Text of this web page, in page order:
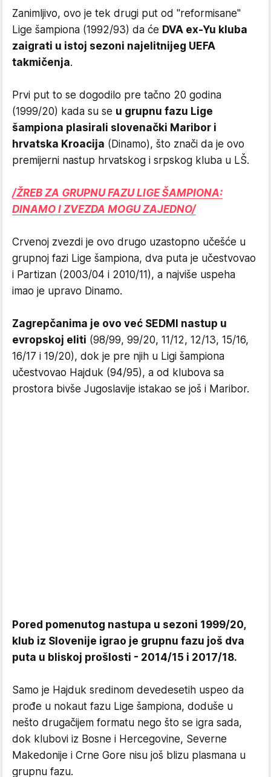
Zanimljivo, ovo je tek drugi put od "reformisane"
Lige šampiona (1992/93) da će DVA ex-Yu kluba
zaigrati u istoj sezoni najelitnijeg UEFA
takmičenja.
Prvi put to se dogodilo pre tačno 20 godina
(1999/20) kada su se u grupnu fazu Lige
šampiona plasirali slovenački Maribor i
hrvatska Kroacija (Dinamo), što znači da je ovo
premijerni nastup hrvatskog i srpskog kluba u LŠ.
/ŽREB ZA GRUPNU FAZU LIGE ŠAMPIONA:
DINAMO I ZVEZDA MOGU ZAJEDNO/
Crvenoj zvezdi je ovo drugo uzastopno učešće u
grupnoj fazi Lige šampiona, dva puta je učestvovao
i Partizan (2003/04 i 2010/11), a najviše uspeha
imao je upravo Dinamo.
Zagrepčanima je ovo već SEDMI nastup u
evropskoj eliti (98/99, 99/20, 11/12, 12/13, 15/16,
16/17 i 19/20), dok je pre njih u Ligi šampiona
učestvovao Hajduk (94/95), a od klubova sa
prostora bivše Jugoslavije istakao se još i Maribor.
Pored pomenutog nastupa u sezoni 1999/20,
klub iz Slovenije igrao je grupnu fazu još dva
puta u bliskoj prošlosti - 2014/15 i 2017/18.
Samo je Hajduk sredinom devedesetih uspeo da
prođe u nokaut fazu Lige šampiona, doduše u
nešto drugačijem formatu nego što se igra sada,
dok klubovi iz Bosne i Hercegovine, Severne
Makedonije i Crne Gore nisu još blizu plasmana u
grupnu fazu.